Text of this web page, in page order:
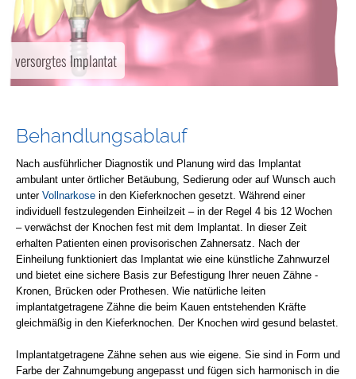
versorgtes Implantat
Behandlungsablauf
Nach ausführlicher Diagnostik und Planung wird das Implantat
ambulant unter örtlicher Betäubung, Sedierung oder auf Wunsch auch
unter Vollnarkose in den Kieferknochen gesetzt. Während einer
individuell festzulegenden Einheilzeit – in der Regel 4 bis 12 Wochen
– verwächst der Knochen fest mit dem Implantat. In dieser Zeit
erhalten Patienten einen provisorischen Zahnersatz. Nach der
Einheilung funktioniert das Implantat wie eine künstliche Zahnwurzel
und bietet eine sichere Basis zur Befestigung Ihrer neuen Zähne -
Kronen, Brücken oder Prothesen. Wie natürliche leiten
implantatgetragene Zähne die beim Kauen entstehenden Kräfte
gleichmäßig in den Kieferknochen. Der Knochen wird gesund belastet.
Implantatgetragene Zähne sehen aus wie eigene. Sie sind in Form und
Farbe der Zahnumgebung angepasst und fügen sich harmonisch in die